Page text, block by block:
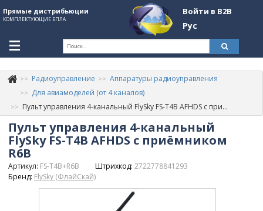
Прямые дистрибьюции
КОМПЛЕКТУЮЩИЕ БПЛА
Войти в B2B
Рус
+380507774092
Информация о компании
About Company
Обзоры
Категории
Радиоуправление
Аппаратуры радиоуправления
Для авиамоделей (от 4 каналов)
Пульт управления 4-канальный FlySky FS-T4B AFHDS с приёмником R6B
Пульт управления 4-канальный
FlySky FS-T4B AFHDS с приёмником
R6B
Артикул: FS-T4B+R6B Штрихкод: 2722778841293
Бренд: FlySky (ФлайСкай)